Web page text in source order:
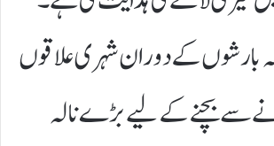
بارشوں کے دوران شہری علاقوں
سے بچنے کے لیے بڑے نالہ